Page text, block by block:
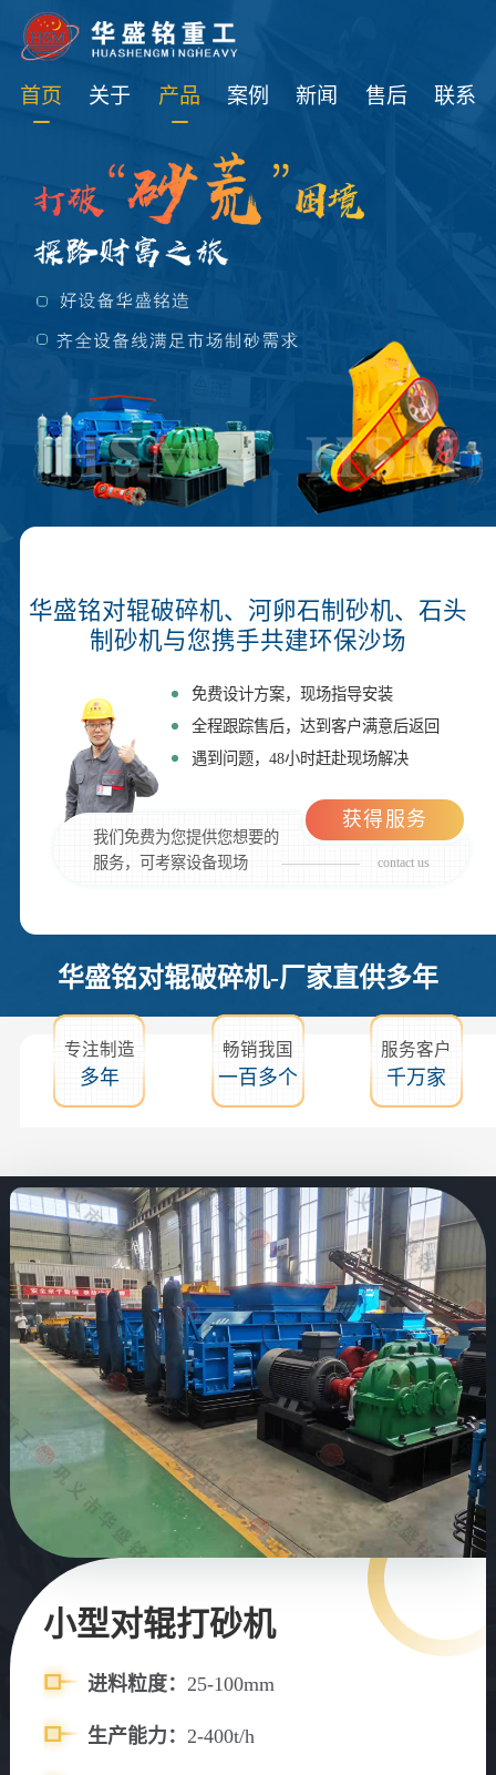
首页 关于 产品 案例 新闻 售后 联系
华盛铭对辊破碎机、河卵石制砂机、石头
制砂机与您携手共建环保沙场
免费设计方案，现场指导安装
全程跟踪售后，达到客户满意后返回
遇到问题，48小时赶赴现场解决
我们免费为您提供您想要的
服务，可考察设备现场
contact us
获得服务
华盛铭对辊破碎机-厂家直供多年
专注制造
多年
畅销我国
一百多个
服务客户
千万家
小型对辊打砂机
进料粒度： 25-100mm
生产能力： 2-400t/h